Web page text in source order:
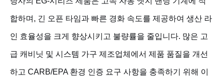
합하며, 긴 오픈 타임과 빠른 경화 속도를 제공하여 생산 라
인 효율성을 크게 향상시키고 불량률을 줄입니다. 많은 고
급 캐비닛 및 시스템 가구 제조업체에서 제품 품질을 개선
하고 CARB/EPA 환경 인증 요구 사항을 충족하기 위해 이